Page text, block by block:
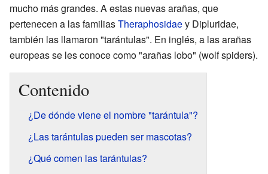
mucho más grandes. A estas nuevas arañas, que
pertenecen a las familiasTheraphosidaey Dipluridae,
también las llamaron "tarántulas". En inglés, a las arañas
europeas se les conoce como "arañas lobo" (wolf spiders).
Contenido
¿De dónde viene el nombre "tarántula"?
¿Las tarántulas pueden ser mascotas?
¿Qué comen las tarántulas?